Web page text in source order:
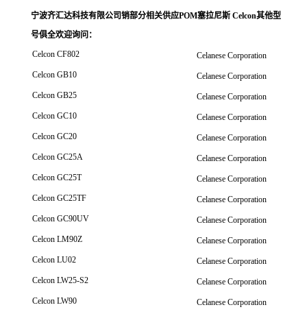
宁波齐汇达科技有限公司销部分相关供应POM塞拉尼斯 Celcon其他型
号俱全欢迎询问 ：
Celcon CF802
Celanese Corporation
Celcon GB10
Celanese Corporation
Celcon GB25
Celanese Corporation
Celcon GC10
Celanese Corporation
Celcon GC20
Celanese Corporation
Celcon GC25A
Celanese Corporation
Celcon GC25T
Celanese Corporation
Celcon GC25TF
Celanese Corporation
Celcon GC90UV
Celanese Corporation
Celcon LM90Z
Celanese Corporation
Celcon LU02
Celanese Corporation
Celcon LW25-S2
Celanese Corporation
Celcon LW90
Celanese Corporation